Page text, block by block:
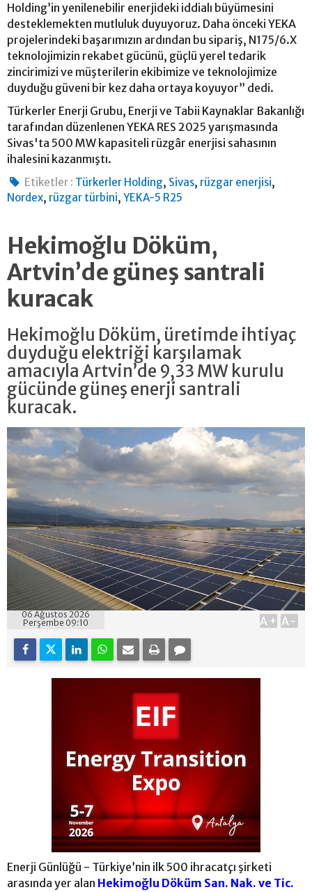
Holding’in yenilenebilir enerjideki iddialı büyümesini
desteklemekten mutluluk duyuyoruz. Daha önceki YEKA
projelerindeki başarımızın ardından bu sipariş, N175/6.X
teknolojimizin rekabet gücünü, güçlü yerel tedarik
zincirimizi ve müşterilerin ekibimize ve teknolojimize
duyduğu güveni bir kez daha ortaya koyuyor” dedi.
Türkerler Enerji Grubu, Enerji ve Tabii Kaynaklar Bakanlığı
tarafından düzenlenen YEKA RES 2025 yarışmasında
Sivas'ta 500 MW kapasiteli rüzgâr enerjisi sahasının
ihalesini kazanmıştı.
Etiketler : Türkerler Holding, Sivas, rüzgar enerjisi,
Nordex, rüzgar türbini, YEKA-5 R25
Hekimoğlu Döküm,
Artvin’de güneş santrali
kuracak
Hekimoğlu Döküm, üretimde ihtiyaç
duyduğu elektriği karşılamak
amacıyla Artvin’de 9,33 MW kurulu
gücünde güneş enerji santrali
kuracak.
06 Ağustos 2026
Perşembe 09:10
A+ A-
Enerji Günlüğü - Türkiye’nin ilk 500 ihracatçı şirketi
arasında yer alan Hekimoğlu Döküm San. Nak. ve Tic.